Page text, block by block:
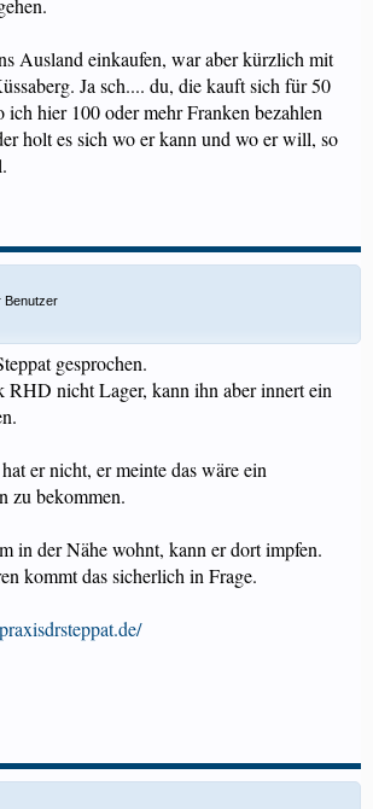
Ausland einkaufen, war aber kürzlich mit
Ja sch.... du, die kauft sich für 50
ich hier 100 oder mehr Franken bezahlen
holt es sich wo er kann und wo er will, so
Benutzer
gesprochen.
RHD nicht Lager, kann ihn aber innert ein
er nicht, er meinte das wäre ein
zu bekommen.
in der Nähe wohnt, kann er dort impfen.
kommt das sicherlich in Frage.